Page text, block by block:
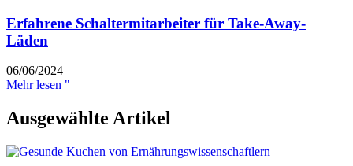
Erfahrene Schaltermitarbeiter für Take-Away-
Läden
06/06/2024
Mehr lesen "
Ausgewählte Artikel